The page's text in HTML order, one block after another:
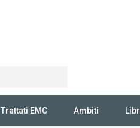
Trattati EMC Ambiti